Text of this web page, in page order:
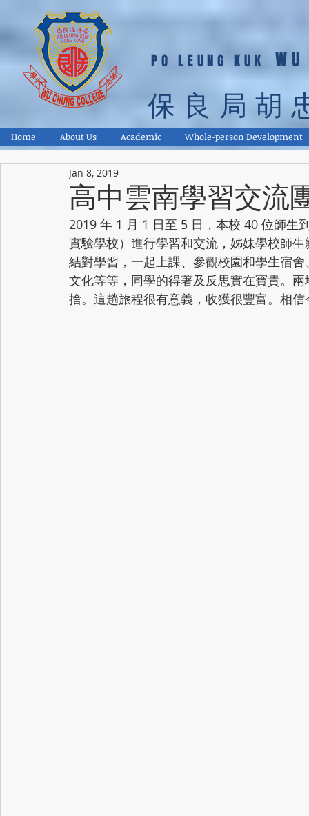
PO LEUNG KUK
保良局胡
Home About Us Academic Whole-person Development
高中雲南學習交流
Jan 8, 2019
2019 年 1 月 1 日至 5 日，本校 40 位師生
實驗學校）進行學習和交流，姊妹學校師
結對學習，一起上課、參觀校園和學生宿
文化等等，同學的得著及反思實在寶貴。
捨。這趟旅程很有意義，收獲很豐富。相